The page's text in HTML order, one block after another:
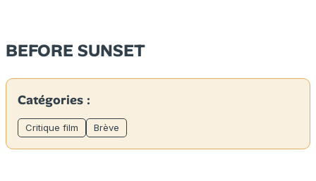
BEFORE SUNSET
Catégories :
Critique film Brève